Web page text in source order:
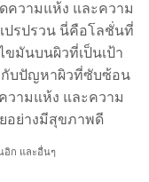
ความแห้ง และความ
ปรปรวน นี่คือโลชั่นที่
ขมันบนผิวที่เป็นเป้า
กับปัญหาผิวที่ซับซ้อน
วามแห้ง และความ
อย่างมีสุขภาพดี
อิก และอื่นๆ